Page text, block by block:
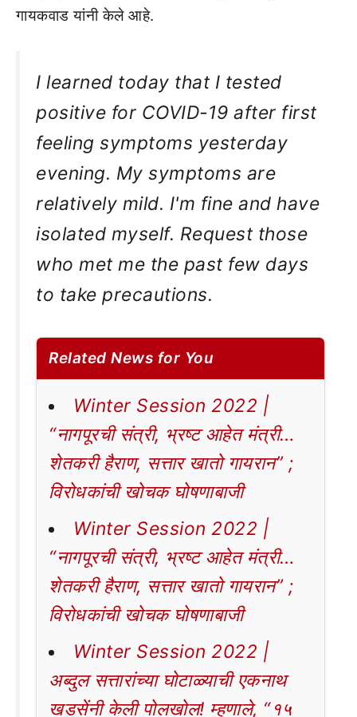
गायकवाड यांनी केले आहे.
I learned today that I tested
positive for COVID-19 after first
feeling symptoms yesterday
evening. My symptoms are
relatively mild. I'm fine and have
isolated myself. Request those
who met me the past few days
to take precautions.
Related News for You
Winter Session 2022 |
“नागपूरची संत्री, भ्रष्ट आहेत मंत्री…
शेतकरी हैराण, सत्तार खातो गायरान” ;
विरोधकांची खोचक घोषणाबाजी
Winter Session 2022 |
“नागपूरची संत्री, भ्रष्ट आहेत मंत्री…
शेतकरी हैराण, सत्तार खातो गायरान” ;
विरोधकांची खोचक घोषणाबाजी
Winter Session 2022 |
अब्दुल सत्तारांच्या घोटाळ्याची एकनाथ
खडसेंनी केली पोलखोल! म्हणाले, “१५